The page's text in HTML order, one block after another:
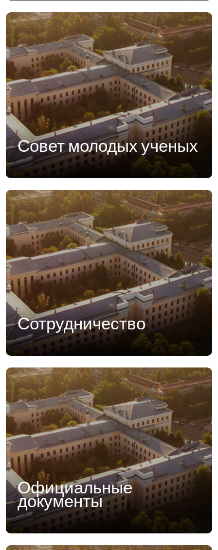
Совет молодых ученых
Сотрудничество
Официальные
документы